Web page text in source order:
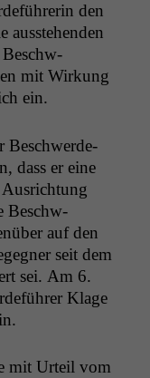
den
ausste­hen­den
Beschw­
mit Wirkung
ein.
Beschw­erde­
dass er eine
Beschw­
auf den
seit dem
sei. Am 6.
Klage
mit Urteil vom